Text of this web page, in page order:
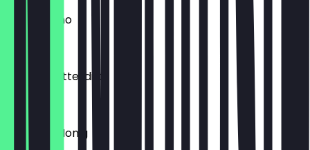
Cappuccino
€ 3,40
Matcha Latte/dirty
Milch mit Honig